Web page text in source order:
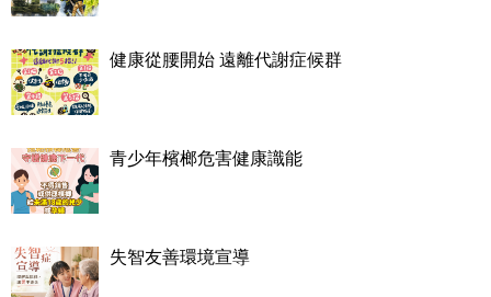
健康從腰開始 遠離代謝症候群
青少年檳榔危害健康識能
失智友善環境宣導